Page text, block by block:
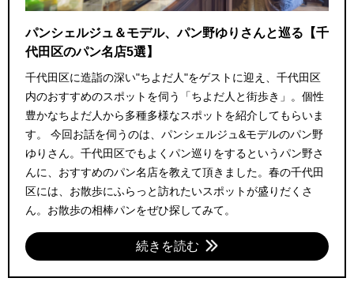
パンシェルジュ＆モデル、パン野ゆりさんと巡る【千
代田区のパン名店5選】
千代田区に造詣の深い"ちよだ人"をゲストに迎え、千代田区
内のおすすめのスポットを伺う「ちよだ人と街歩き」。個性
豊かなちよだ人から多種多様なスポットを紹介してもらいま
す。 今回お話を伺うのは、パンシェルジュ&モデルのパン野
ゆりさん。千代田区でもよくパン巡りをするというパン野さ
んに、おすすめのパン名店を教えて頂きました。春の千代田
区には、お散歩にふらっと訪れたいスポットが盛りだくさ
ん。お散歩の相棒パンをぜひ探してみて。
続きを読む